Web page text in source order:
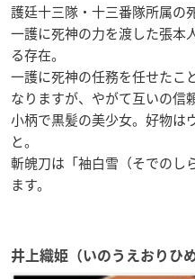
護廷十三隊・十三番隊所属の
一護に死神の力を渡した張本
る存在。
一護に死神の任務を任せたこ
なりますが、やがて互いの信
小柄で黒髪の美少女。好物は
と。
斬魄刀は「袖白雪（そでのし
ます。
井上織姫（いのうえおりひめ